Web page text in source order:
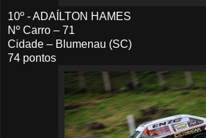
10º - ADAÍLTON HAMES
Nº Carro – 71
Cidade – Blumenau (SC)
74 pontos